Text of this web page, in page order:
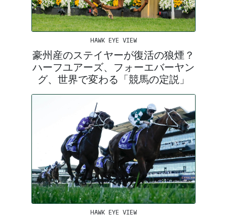
HAWK EYE VIEW
豪州産のステイヤーが復活の狼煙？
ハーフユアーズ、フォーエバーヤン
グ、世界で変わる「競馬の定説」
HAWK EYE VIEW